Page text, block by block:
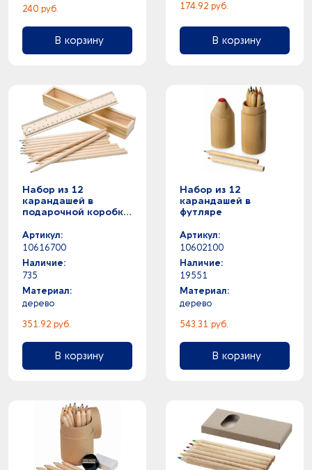
240 руб.
В корзину
174.92 руб.
В корзину
Набор из 12
карандашей в
подарочной коробке
Артикул:
10616700
Наличие:
735
Материал:
дерево
351.92 руб.
В корзину
Набор из 12
карандашей в
футляре
Артикул:
10602100
Наличие:
19551
Материал:
дерево
543.31 руб.
В корзину